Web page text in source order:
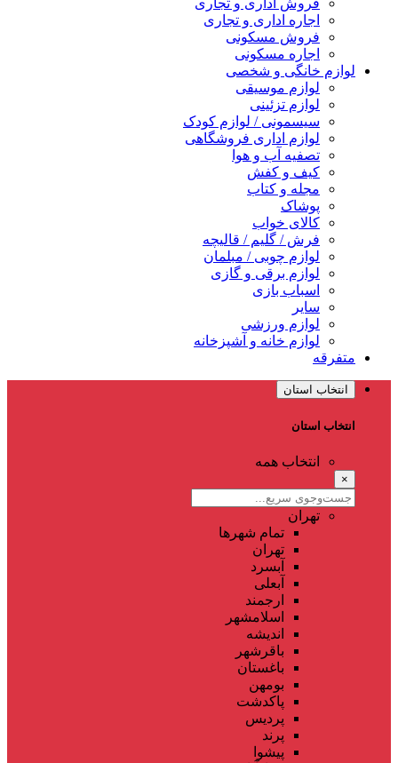
فروش اداری و تجاری
اجاره اداری و تجاری
فروش مسکونی
اجاره مسکونی
لوازم خانگی و شخصی
لوازم موسیقی
لوازم تزئینی
سیسمونی / لوازم کودک
لوازم اداری فروشگاهی
تصفیه آب و هوا
کیف و کفش
مجله و کتاب
پوشاک
کالای خواب
فرش / گلیم / قالیچه
لوازم چوبی / مبلمان
لوازم برقی و گازی
اسباب بازی
سایر
لوازم ورزشی
لوازم خانه و آشپزخانه
متفرقه
انتخاب استان
انتخاب استان
انتخاب همه
×
تهران
تمام شهر‌ها
تهران
آبسرد
آبعلی
ارجمند
اسلامشهر
اندیشه
باقرشهر
باغستان
بومهن
پاکدشت
پردیس
پرند
پیشوا